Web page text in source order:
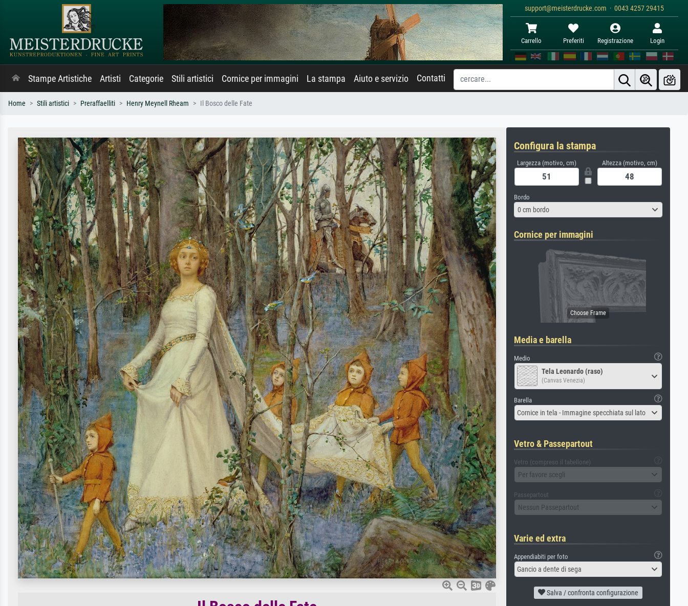
support@meisterdrucke.com · 0043 4257 29415
Carrello Preferiti Registrazione Login
Stampe Artistiche Artisti Categorie Stili artistici Cornice per immagini La stampa Aiuto e servizio Contatti
Home Stili artistici Preraffaelliti Henry Meynell Rheam Il Bosco delle Fate
Configura la stampa
Largezza (motivo, cm) Altezza (motivo, cm)
Bordo
0 cm bordo
Cornice per immagini
Media e barella
Medio
Tela Leonardo (raso)
(Canvas Venezia)
Barella
Cornice in tela - Immagine specchiata sul lato
Vetro & Passepartout
Vetro (compreso il tabellone)
Per favore scegli
Passepartout
Nessun Passepartout
Varie ed extra
Appendiabiti per foto
Gancio a dente di sega
Salva / confronta configurazione